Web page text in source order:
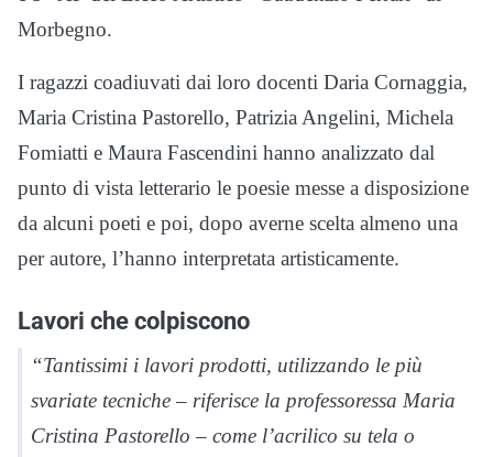
Morbegno.
I ragazzi coadiuvati dai loro docenti Daria Cornaggia,
Maria Cristina Pastorello, Patrizia Angelini, Michela
Fomiatti e Maura Fascendini hanno analizzato dal
punto di vista letterario le poesie messe a disposizione
da alcuni poeti e poi, dopo averne scelta almeno una
per autore, l’hanno interpretata artisticamente.
Lavori che colpiscono
“Tantissimi i lavori prodotti, utilizzando le più
svariate tecniche – riferisce la professoressa Maria
Cristina Pastorello – come l’acrilico su tela o